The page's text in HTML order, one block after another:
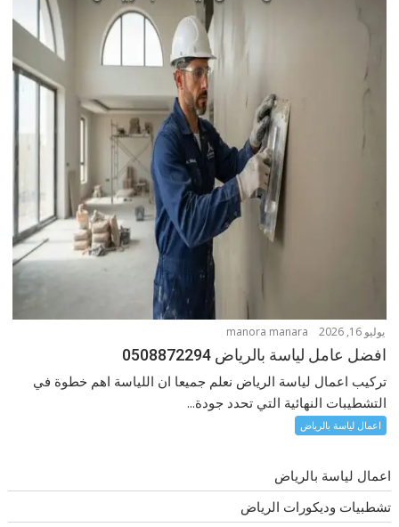
يوليو 16, 2026 manora manara
افضل عامل لياسة بالرياض 0508872294
تركيب اعمال لياسة الرياض نعلم جميعا ان اللياسة اهم خطوة في
التشطيبات النهائية التي تحدد جودة...
اعمال لياسة بالرياض
اعمال لياسة بالرياض
تشطبيات وديكورات الرياض